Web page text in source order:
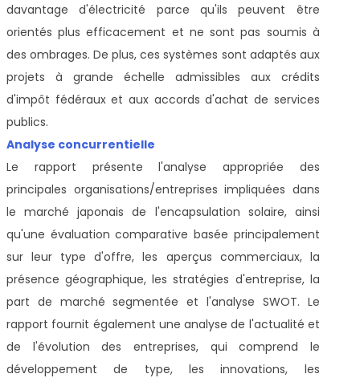
davantage d'électricité parce qu'ils peuvent être
orientés plus efficacement et ne sont pas soumis à
des ombrages. De plus, ces systèmes sont adaptés aux
projets à grande échelle admissibles aux crédits
d'impôt fédéraux et aux accords d'achat de services
publics.
Analyse concurrentielle
Le rapport présente l'analyse appropriée des
principales organisations/entreprises impliquées dans
le marché japonais de l'encapsulation solaire, ainsi
qu'une évaluation comparative basée principalement
sur leur type d'offre, les aperçus commerciaux, la
présence géographique, les stratégies d'entreprise, la
part de marché segmentée et l'analyse SWOT. Le
rapport fournit également une analyse de l'actualité et
de l'évolution des entreprises, qui comprend le
développement de type, les innovations, les